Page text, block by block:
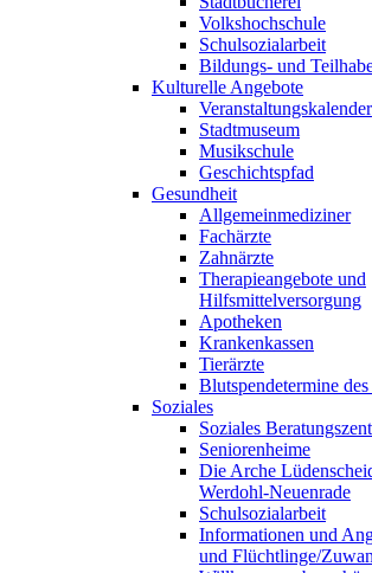
Volkshochschule
Schulsozialarbeit
Bildungs- und
Kulturelle Angebote
Veranstaltungskalender
Stadtmuseum
Musikschule
Geschichtspfad
Gesundheit
Allgemeinmediziner
Fachärzte
Zahnärzte
Therapieangebote und
Hilfsmittelversorgung
Apotheken
Krankenkassen
Tierärzte
Blutspendetermine
Soziales
Soziales
Seniorenheime
Die Arche
Werdohl-Neuenrade
Schulsozialarbeit
Informationen und
und Flüchtlinge/